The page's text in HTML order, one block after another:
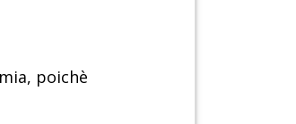
poichè